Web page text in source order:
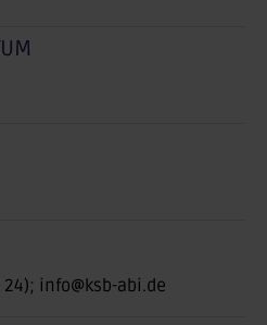
info@ksb-abi.de